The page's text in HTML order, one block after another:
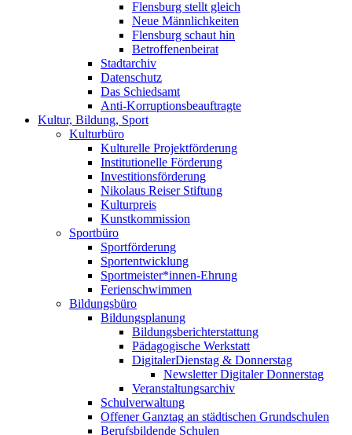
Flensburg stellt gleich
Neue Männlichkeiten
Flensburg schaut hin
Betroffenenbeirat
Stadtarchiv
Datenschutz
Das Schiedsamt
Anti-Korruptionsbeauftragte
Kultur, Bildung, Sport
Kulturbüro
Kulturelle Projektförderung
Institutionelle Förderung
Investitionsförderung
Nikolaus Reiser Stiftung
Kulturpreis
Kunstkommission
Sportbüro
Sportförderung
Sportentwicklung
Sportmeister*innen-Ehrung
Ferienschwimmen
Bildungsbüro
Bildungsplanung
Bildungsberichterstattung
Pädagogische Werkstatt
DigitalerDienstag & Donnerstag
Newsletter Digitaler Donnerstag
Veranstaltungsarchiv
Schulverwaltung
Offener Ganztag an städtischen Grundschulen
Berufsbildende Schulen